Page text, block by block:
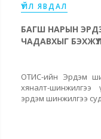
ҮЙЛ ЯВДАЛ
БАГШ НАРЫН
ЧАДАВХЫГ
ОТИС-ийн Эрдэм
хяналт-
эрдэм шинжилгээ